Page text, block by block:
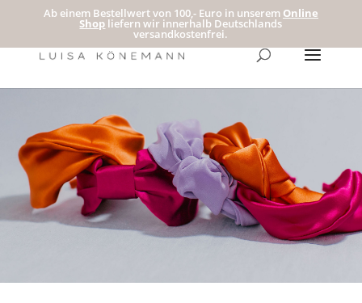
Ab einem Bestellwert von 100,- Euro in unserem Online
Shop liefern wir innerhalb Deutschlands
versandkostenfrei.